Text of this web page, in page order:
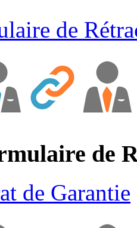
de
de
de Garantie